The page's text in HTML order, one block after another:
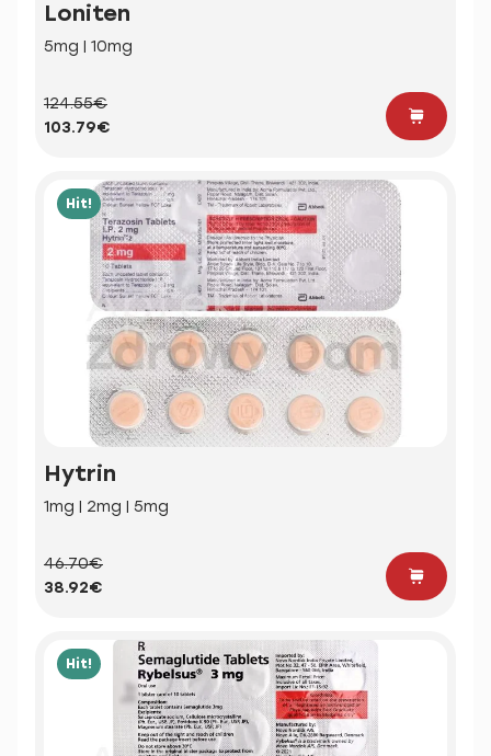
Loniten
5mg | 10mg
124.55€
103.79€
Hit!
Hytrin
1mg | 2mg | 5mg
46.70€
38.92€
Hit!